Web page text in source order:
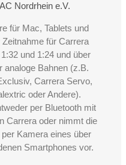
Nordrhein e.V.
für Mac, Tablets und
für Carrera
und 1:24 und über
analoge Bahnen (z.B.
Carrera Servo,
oder Andere).
per Bluetooth mit
Carrera oder nimmt die
Kamera eines über
Smartphones vor.